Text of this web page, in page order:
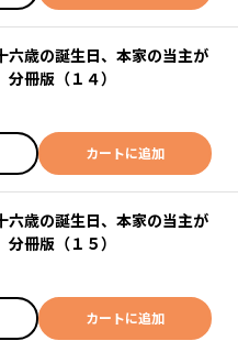
歳の誕生日、本家の当主が
冊版（１４）
カートに追加
歳の誕生日、本家の当主が
冊版（１５）
カートに追加